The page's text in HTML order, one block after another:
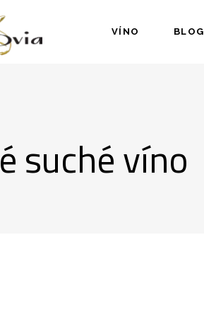
VÍNO BLOG
suché víno